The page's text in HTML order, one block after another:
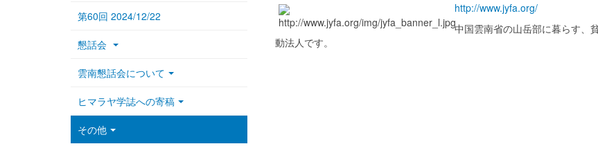
http://www.jyfa.org/
中国雲南省の山岳部に暮らす、
動法人です。
第60回 2024/12/22
懇話会
雲南懇話会について
ヒマラヤ学誌への寄稿
その他